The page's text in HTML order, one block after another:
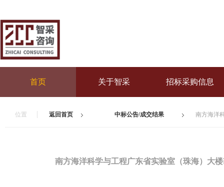
首页 关于智采 招标采购信息
位置 返回首页 中标公告/成交结果 南方海洋
南方海洋科学与工程广东省实验室（珠海）大